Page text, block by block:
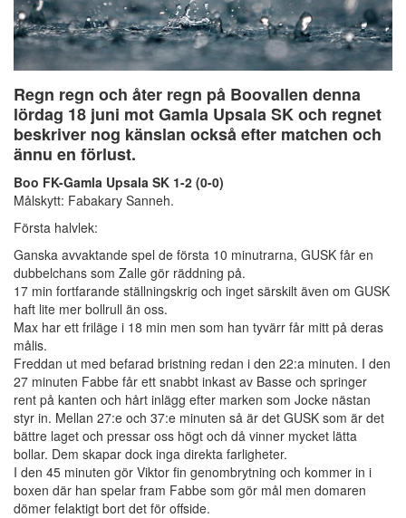
Regn regn och åter regn på Boovallen denna
lördag 18 juni mot Gamla Upsala SK och regnet
beskriver nog känslan också efter matchen och
ännu en förlust.
Boo FK-Gamla Upsala SK 1-2 (0-0)
Målskytt: Fabakary Sanneh.
Första halvlek:
Ganska avvaktande spel de första 10 minutrarna, GUSK får en
dubbelchans som Zalle gör räddning på.
17 min fortfarande ställningskrig och inget särskilt även om GUSK
haft lite mer bollrull än oss.
Max har ett friläge i 18 min men som han tyvärr får mitt på deras
målis.
Freddan ut med befarad bristning redan i den 22:a minuten. I den
27 minuten Fabbe får ett snabbt inkast av Basse och springer
rent på kanten och hårt inlägg efter marken som Jocke nästan
styr in. Mellan 27:e och 37:e minuten så är det GUSK som är det
bättre laget och pressar oss högt och då vinner mycket lätta
bollar. Dem skapar dock inga direkta farligheter.
I den 45 minuten gör Viktor fin genombrytning och kommer in i
boxen där han spelar fram Fabbe som gör mål men domaren
dömer felaktigt bort det för offside.